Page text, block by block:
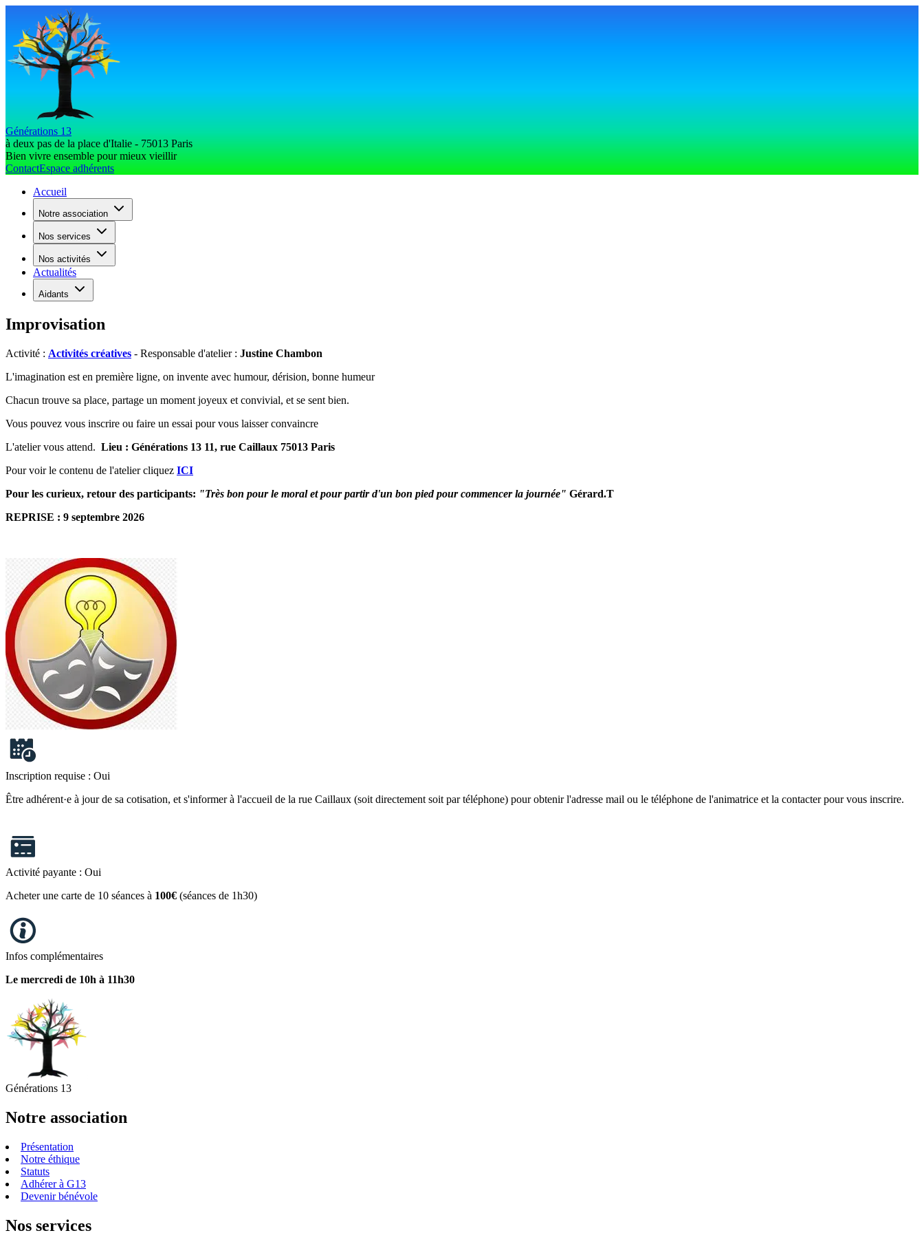
Générations 13
à deux pas de la place d'Italie - 75013 Paris
Bien vivre ensemble pour mieux vieillir
ContactEspace adhérents
Accueil
Notre association
Nos services
Nos activités
Actualités
Aidants
Improvisation
Activité : Activités créatives - Responsable d'atelier : Justine Chambon
L'imagination est en première ligne, on invente avec humour, dérision, bonne humeur
Chacun trouve sa place, partage un moment joyeux et convivial, et se sent bien.
Vous pouvez vous inscrire ou faire un essai pour vous laisser convaincre
L'atelier vous attend. Lieu : Générations 13 11, rue Caillaux 75013 Paris
Pour voir le contenu de l'atelier cliquez ICI
Pour les curieux, retour des participants: "Très bon pour le moral et pour partir d'un bon pied pour commencer la journée" Gérard.T
REPRISE : 9 septembre 2026
Inscription requise : Oui
Être adhérent·e à jour de sa cotisation, et s'informer à l'accueil de la rue Caillaux (soit directement soit par téléphone) pour obtenir l'adresse mail ou le téléphone de l'animatrice et la contacter pour vous inscrire.
Activité payante : Oui
Acheter une carte de 10 séances à 100€ (séances de 1h30)
Infos complémentaires
Le mercredi de 10h à 11h30
Générations 13
Notre association
Présentation
Notre éthique
Statuts
Adhérer à G13
Devenir bénévole
Nos services